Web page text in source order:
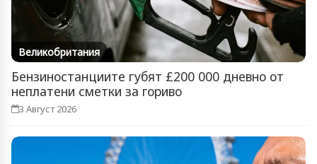
Великобритания
Бензиностанциите губят £200 000 дневно от
неплатени сметки за гориво
3 Август 2026